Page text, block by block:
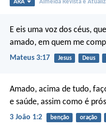
ARA Almeida Revista e
E eis uma voz dos céus,
amado, em quem me
Mateus 3:17 Jesus Deus
Amado, acima de tudo,
e saúde, assim como é
3 João 1:2 benção oração